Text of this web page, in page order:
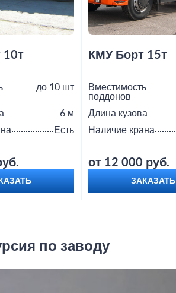
10т
до 10 шт
6 м
Есть
КМУ Борт 15т
Вместимость
поддонов
Длина кузова
Наличие крана
от 12 000 руб.
ЗАКАЗАТЬ
по заводу